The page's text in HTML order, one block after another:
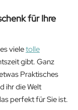
für Ihre
vieletolle
gibt. Ganz
Praktisches
ihr die Welt
perfekt für Sie ist.